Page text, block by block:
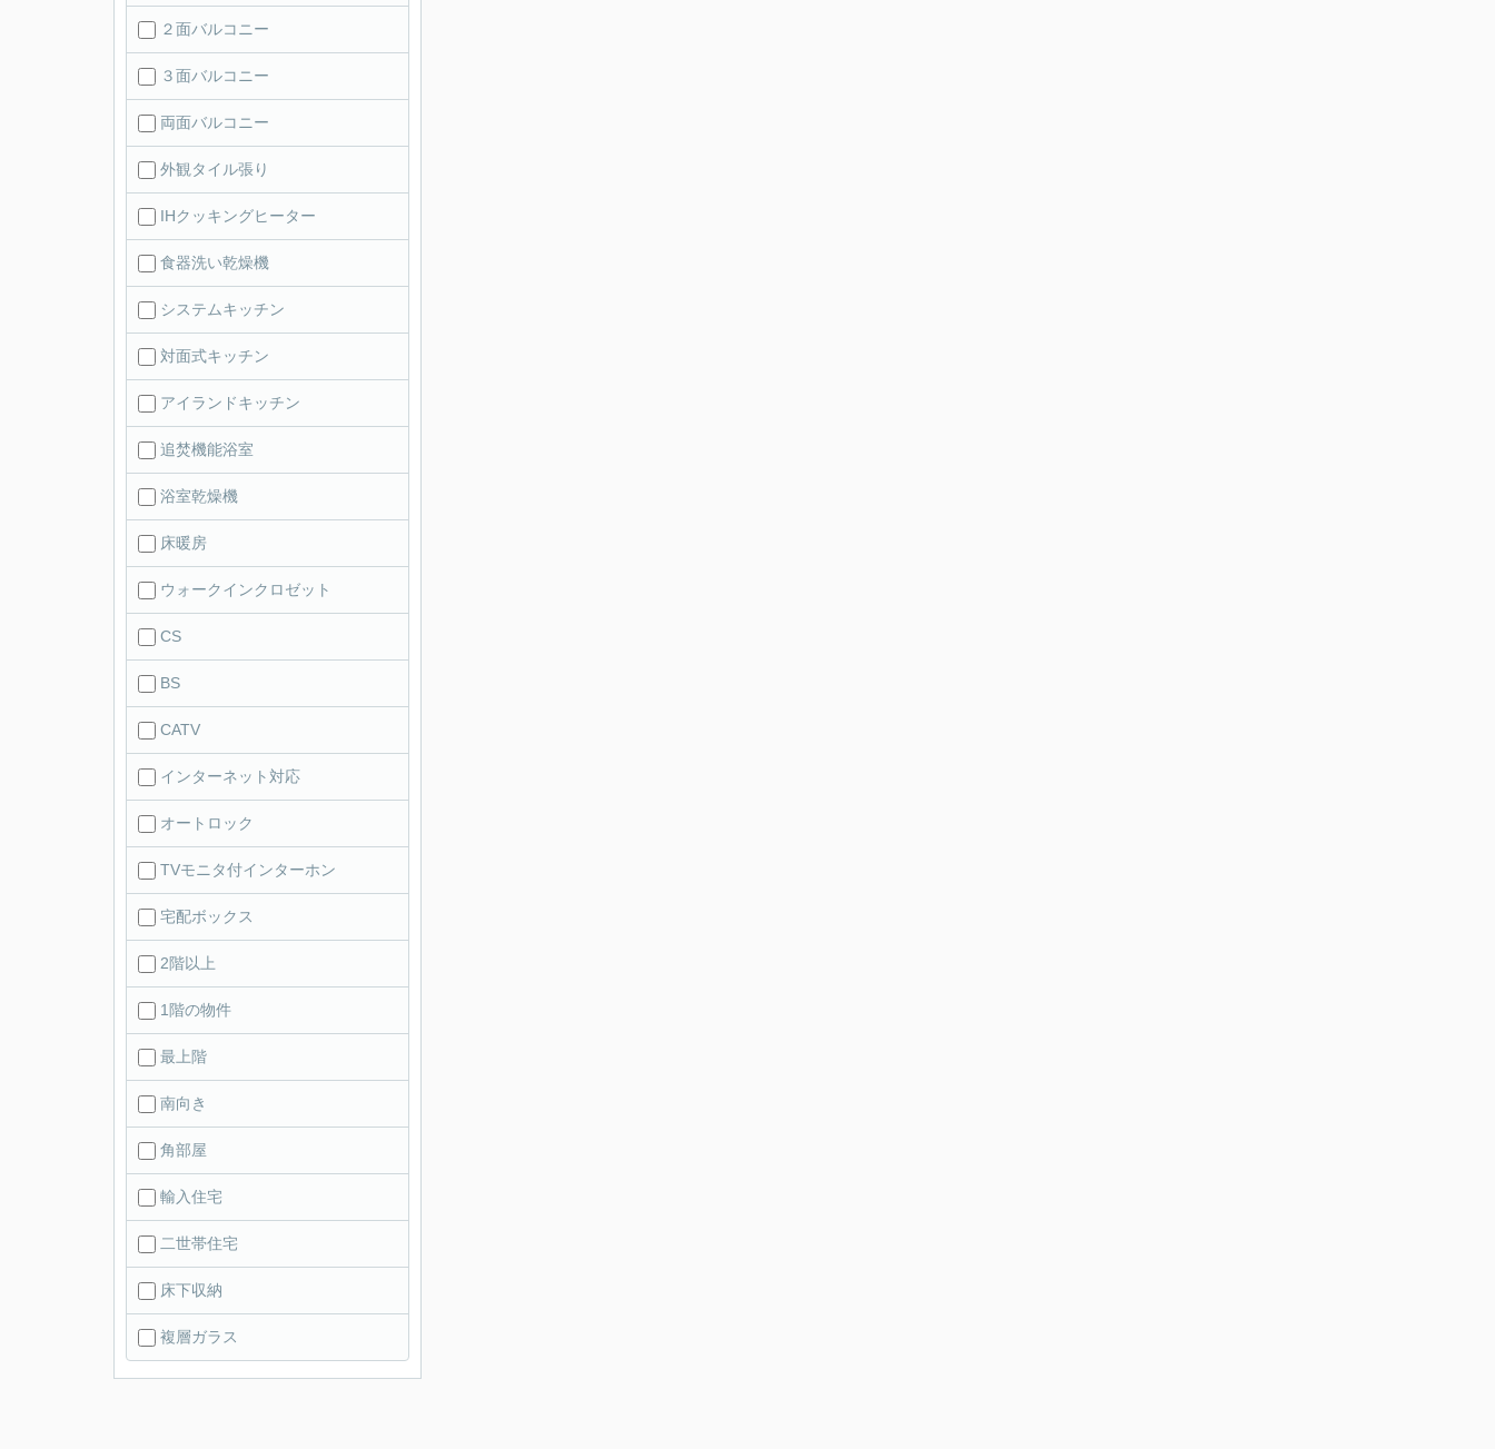
２面バルコニー
３面バルコニー
両面バルコニー
外観タイル張り
IHクッキングヒーター
食器洗い乾燥機
システムキッチン
対面式キッチン
アイランドキッチン
追焚機能浴室
浴室乾燥機
床暖房
ウォークインクロゼット
CS
BS
CATV
インターネット対応
オートロック
TVモニタ付インターホン
宅配ボックス
2階以上
1階の物件
最上階
南向き
角部屋
輸入住宅
二世帯住宅
床下収納
複層ガラス